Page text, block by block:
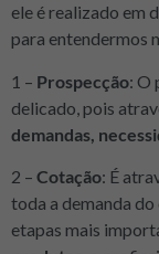
ele é realizado em
para entendermos
1 – Prospecção: O
delicado, pois
demandas,
2 – Cotação: É
toda a demanda do
etapas mais